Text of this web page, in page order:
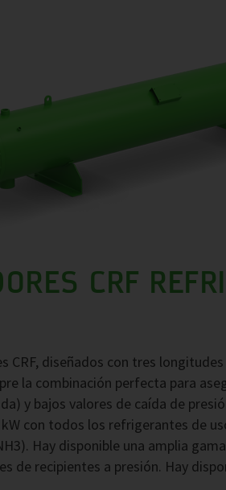
CRF
CRF, diseñados con tres
la combinación perfecta para
y bajos valores de caída de
con todos los refrigerantes de
Hay disponible una amplia
de recipientes a presión. Hay